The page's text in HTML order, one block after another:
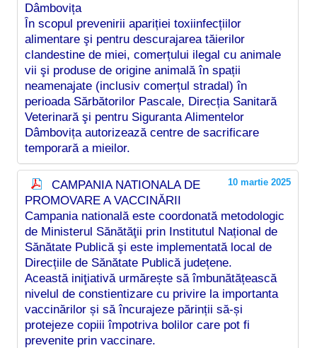
Dâmbovița
În scopul prevenirii apariției toxiinfecțiilor
alimentare şi pentru descurajarea tăierilor
clandestine de miei, comerțului ilegal cu animale
vii şi produse de origine animală în spații
neamenajate (inclusiv comerțul stradal) în
perioada Sărbătorilor Pascale, Direcția Sanitară
Veterinară şi pentru Siguranta Alimentelor
Dâmbovița autorizează centre de sacrificare
temporară a mieilor.
10 martie 2025
CAMPANIA NATIONALA DE
PROMOVARE A VACCINĂRII
Campania natională este coordonată metodologic
de Ministerul Sănătăţii prin Institutul Național de
Sănătate Publică şi este implementată local de
Direcțiile de Sănătate Publică județene.
Această iniţiativă urmărește să îmbunătățească
nivelul de constientizare cu privire la importanta
vaccinărilor și să încurajeze părinții să-și
protejeze copiii împotriva bolilor care pot fi
prevenite prin vaccinare.